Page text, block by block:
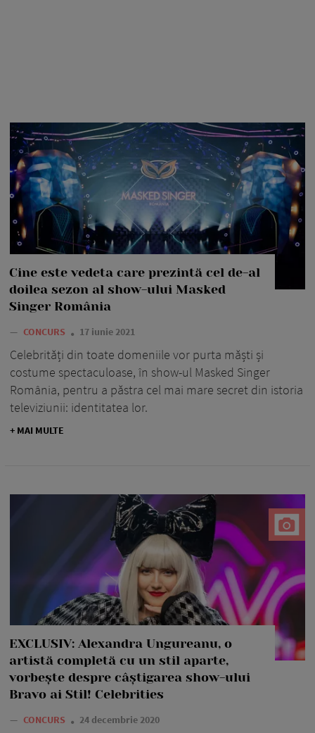
Cine este vedeta care prezintă cel de-al
doilea sezon al show-ului Masked
Singer România
— CONCURS 17 iunie 2021
Celebrități din toate domeniile vor purta măști și
costume spectaculoase, în show-ul Masked Singer
România, pentru a păstra cel mai mare secret din istoria
televiziunii: identitatea lor.
+ MAI MULTE
EXCLUSIV: Alexandra Ungureanu, o
artistă completă cu un stil aparte,
vorbește despre câștigarea show-ului
Bravo ai Stil! Celebrities
— CONCURS 24 decembrie 2020